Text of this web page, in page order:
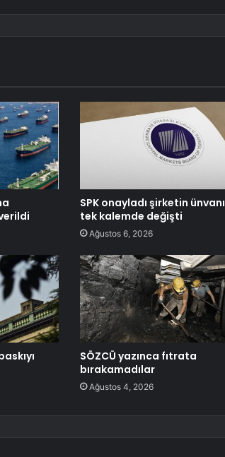
SPK onayladı şirketin ünvanı
tek kalemde değişti
Ağustos 6, 2026
SÖZCÜ yazınca fıtrata
bırakamadılar
Ağustos 4, 2026